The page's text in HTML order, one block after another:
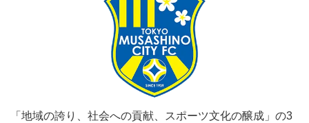
「地域の誇り、社会への貢献、スポーツ文化の醸成」の3